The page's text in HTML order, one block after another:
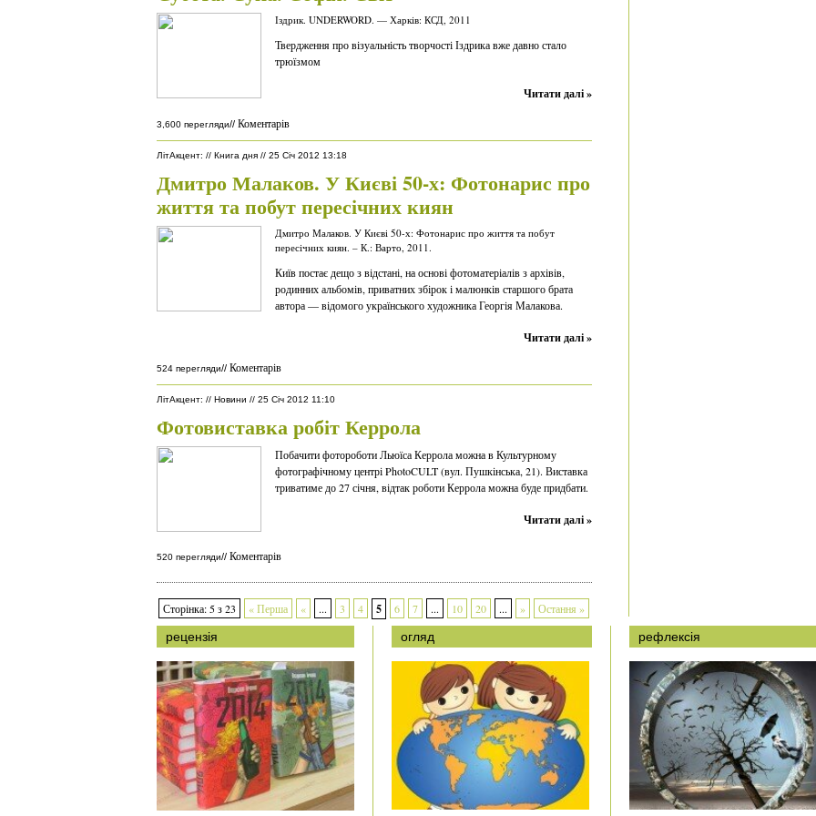
Іздрик. UNDERWORD. — Харків: КСД, 2011
Твердження про візуальність творчості Іздрика вже давно стало
трюїзмом
Читати далі »
3,600 перегляди// Коментарів
ЛітАкцент: // Книга дня // 25 Січ 2012 13:18
Дмитро Малаков. У Києві 50-х: Фотонарис про
життя та побут пересічних киян
Дмитро Малаков. У Києві 50-х: Фотонарис про життя та побут
пересічних киян. – К.: Варто, 2011.
Київ постає дещо з відстані, на основі фотоматеріалів з архівів,
родинних альбомів, приватних збірок і малюнків старшого брата
автора — відомого українського художника Георгія Малакова.
Читати далі »
524 перегляди// Коментарів
ЛітАкцент: // Новини // 25 Січ 2012 11:10
Фотовиставка робіт Керрола
Побачити фотороботи Льюїса Керрола можна в Культурному
фотографічному центрі PhotoCULT (вул. Пушкінська, 21). Виставка
триватиме до 27 січня, відтак роботи Керрола можна буде придбати.
Читати далі »
520 перегляди// Коментарів
Сторінка: 5 з 23 « Перша « ... 3 4 5 6 7 ... 10 20 ... » Остання »
рецензія огляд рефлексія